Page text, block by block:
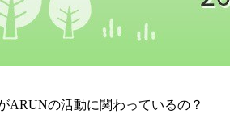
ARUNの活動に関わっているの？